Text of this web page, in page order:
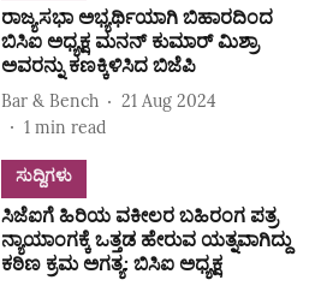
ರಾಜ್ಯಸಭಾ ಅಭ್ಯರ್ಥಿಯಾಗಿ ಬಿಹಾರದಿಂದ
ಬಿಸಿಐ ಅಧ್ಯಕ್ಷ ಮನನ್ ಕುಮಾರ್ ಮಿಶ್ರಾ
ಅವರನ್ನು ಕಣಕ್ಕಿಳಿಸಿದ ಬಿಜೆಪಿ
Bar & Bench
21 Aug 2024
1 min read
ಸುದ್ದಿಗಳು
ಸಿಜೆಐಗೆ ಹಿರಿಯ ವಕೀಲರ ಬಹಿರಂಗ ಪತ್ರ
ನ್ಯಾಯಾಂಗಕ್ಕೆ ಒತ್ತಡ ಹೇರುವ ಯತ್ನವಾಗಿದ್ದು
ಕಠಿಣ ಕ್ರಮ ಅಗತ್ಯ: ಬಿಸಿಐ ಅಧ್ಯಕ್ಷ